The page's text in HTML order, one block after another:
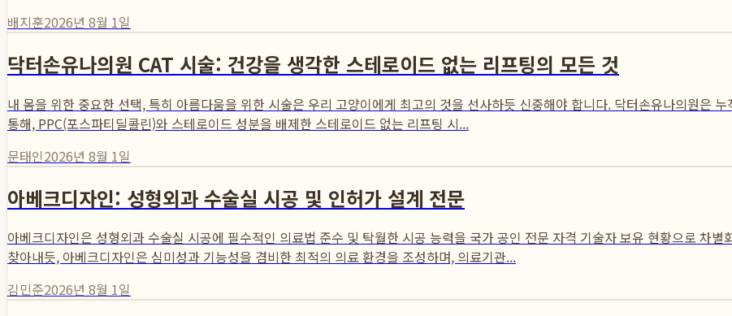
배지훈2026년 8월 1일
닥터손유나의원 CAT 시술: 건강을 생각한 스테로이드 없는 리프팅의 모든 것
내 몸을 위한 중요한 선택, 특히 아름다움을 위한 시술은 우리 고양이에게 최고의 것을 선사하듯 신중해야 합니다. 닥터손유나의원은
통해, PPC(포스파티딜콜린)와 스테로이드 성분을 배제한 스테로이드 없는 리프팅 시...
문태인2026년 8월 1일
아베크디자인: 성형외과 수술실 시공 및 인허가 설계 전문
아베크디자인은 성형외과 수술실 시공에 필수적인 의료법 준수 및 탁월한 시공 능력을 국가 공인 전문 자격 기술자 보유 현황으로 차
찾아내듯, 아베크디자인은 심미성과 기능성을 겸비한 최적의 의료 환경을 조성하며, 의료기관...
김민준2026년 8월 1일